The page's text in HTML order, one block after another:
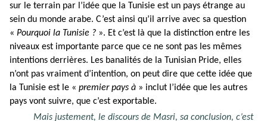
sur le terrain par l’idée que la Tunisie est un pays étrange au
sein du monde arabe. C’est ainsi qu’il arrive avec sa question
« Pourquoi la Tunisie ? ». Et c’est là que la distinction entre les
niveaux est importante parce que ce ne sont pas les mêmes
intentions derrières. Les banalités de la Tunisian Pride, elles
n’ont pas vraiment d’intention, on peut dire que cette idée que
la Tunisie est le « premier pays à » inclut l’idée que les autres
pays vont suivre, que c’est exportable.
Mais justement, le discours de Masri, sa conclusion, c’est